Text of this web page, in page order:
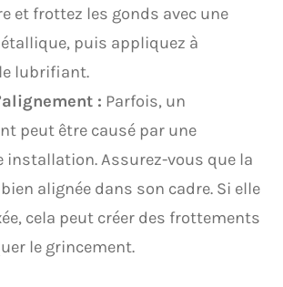
et frottez les gonds avec une
puis appliquez à
lubrifiant.
: Parfois, un
peut être causé par une
installation. Assurez-vous que la
alignée dans son cadre. Si elle
cela peut créer des frottements
le grincement.